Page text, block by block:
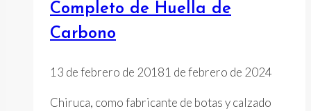
Completo de Huella de
Carbono
13 de febrero de 20181 de febrero de 2024
Chiruca, como fabricante de botas y calzado